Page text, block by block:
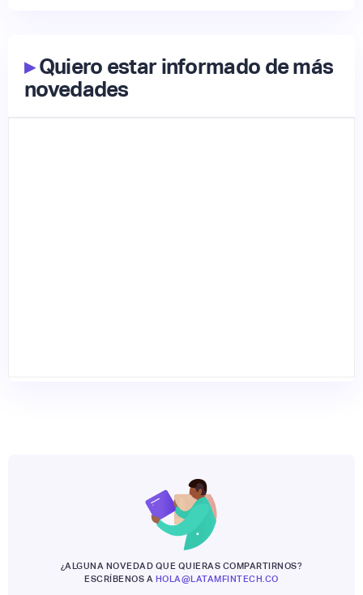
▸Quiero estar informado de más
novedades
¿ALGUNA NOVEDAD QUE QUIERAS COMPARTIRNOS?
ESCRÍBENOS A HOLA@LATAMFINTECH.CO